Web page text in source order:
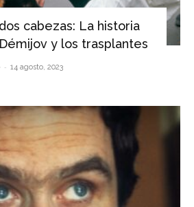
cabezas: La historia
y los trasplantes
- 14 agosto, 2023